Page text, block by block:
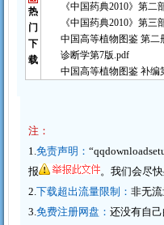
热
门
下
载
《中国药典2010》第二
《中国药典2010》第三
中国高等植物图鉴 第二
诊断学第7版.pdf
中国高等植物图鉴 补编
注：
1.免责声明：
报
。我们会尽
2.下载超出流量限制：非无
3.免费注册网盘：还没有自